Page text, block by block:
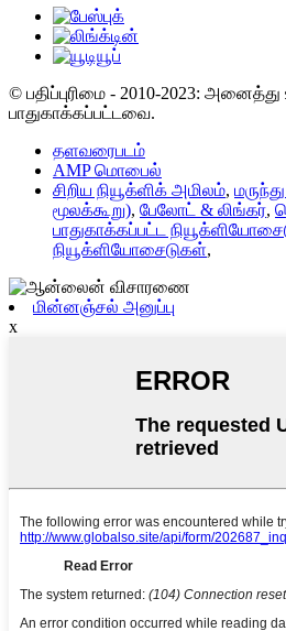
© பதிப்புரிமை - 2010-2023:
பாதுகாக்கப்பட்டவை.
தளவரைபடம்
AMP மொபைல்
சிறிய நியூக்ளிக் அமிலம்,
மூலக்கூறு), பேலோட் & லிங்கர்,
பாதுகாக்கப்பட்ட
நியூக்ளியோசைடுகள்,
மின்னஞ்சல் அனுப்பு
x